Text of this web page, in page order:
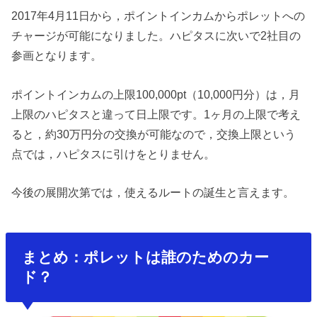
2017年4月11日から，ポイントインカムからポレットへの
チャージが可能になりました。ハピタスに次いで2社目の
参画となります。
ポイントインカムの上限100,000pt（10,000円分）は，月
上限のハピタスと違って日上限です。1ヶ月の上限で考え
ると，約30万円分の交換が可能なので，交換上限という
点では，ハピタスに引けをとりません。
今後の展開次第では，使えるルートの誕生と言えます。
まとめ：ポレットは誰のためのカー
ド？